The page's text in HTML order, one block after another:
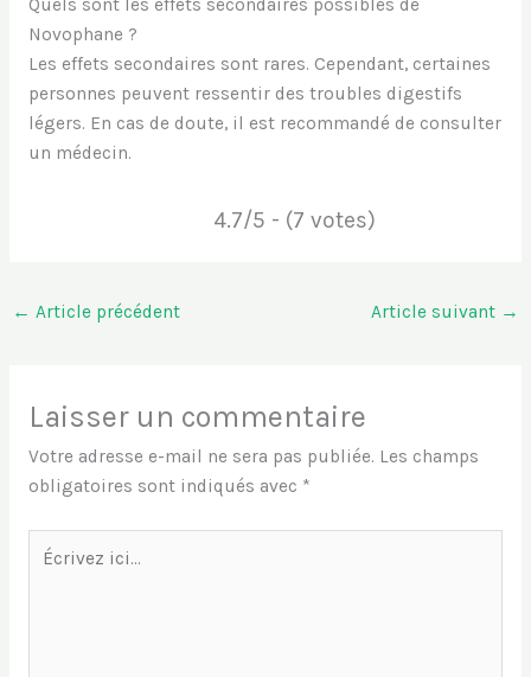
Quels sont les effets secondaires possibles de
Novophane ?
Les effets secondaires sont rares. Cependant, certaines
personnes peuvent ressentir des troubles digestifs
légers. En cas de doute, il est recommandé de consulter
un médecin.
4.7/5 - (7 votes)
← Article précédent Article suivant →
Laisser un commentaire
Votre adresse e-mail ne sera pas publiée. Les champs
obligatoires sont indiqués avec *
Écrivez